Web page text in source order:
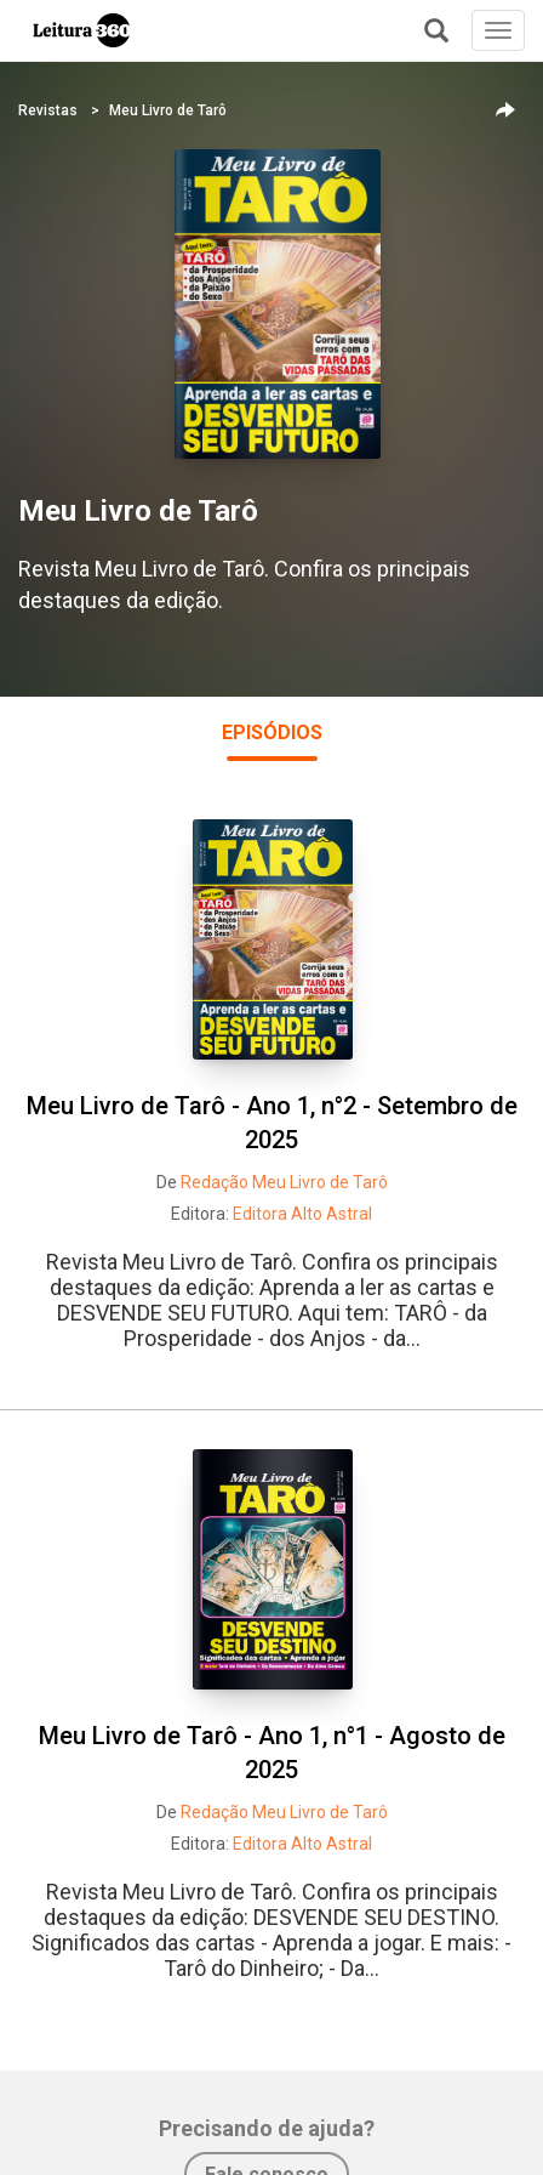
+
Revistas Meu Livro de Tarô
Meu Livro de Tarô
Revista Meu Livro de Tarô. Confira os principais
destaques da edição.
EPISÓDIOS
Meu Livro de Tarô - Ano 1, n°2 - Setembro de
2025
De Redação Meu Livro de Tarô
Editora: Editora Alto Astral
Revista Meu Livro de Tarô. Confira os principais
destaques da edição: Aprenda a ler as cartas e
DESVENDE SEU FUTURO. Aqui tem: TARÔ - da
Prosperidade - dos Anjos - da...
Meu Livro de Tarô - Ano 1, n°1 - Agosto de
2025
De Redação Meu Livro de Tarô
Editora: Editora Alto Astral
Revista Meu Livro de Tarô. Confira os principais
destaques da edição: DESVENDE SEU DESTINO.
Significados das cartas - Aprenda a jogar. E mais: -
Tarô do Dinheiro; - Da...
Precisando de ajuda?
Facebook Twitter